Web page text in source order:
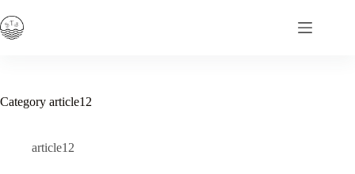
to
content
Category article12
article12